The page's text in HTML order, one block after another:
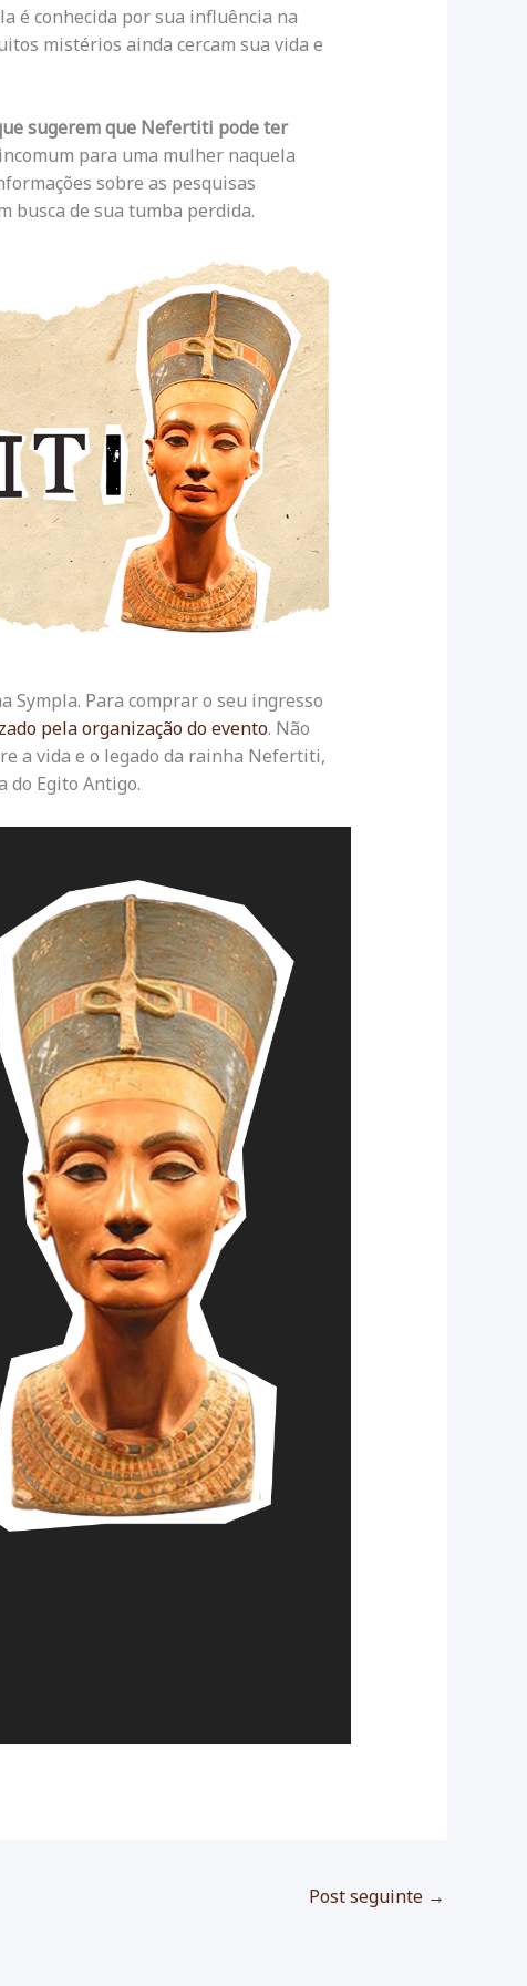
é conhecida por sua influência na
mistérios ainda cercam sua vida e
sugerem que Nefertiti pode ter
para uma mulher naquela
sobre as pesquisas
busca de sua tumba perdida.
Para comprar o seu ingresso
pela organização do evento. Não
a vida e o legado da rainha Nefertiti,
do Egito Antigo.
Post seguinte →